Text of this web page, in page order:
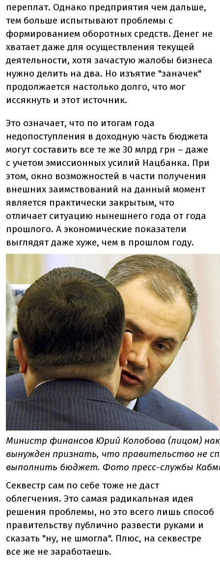
переплат. Однако предприятия чем дальше,
тем больше испытывают проблемы с
формированием оборотных средств. Денег не
хватает даже для осуществления текущей
деятельности, хотя зачастую жалобы бизнеса
нужно делить на два. Но изъятие "заначек"
продолжается настолько долго, что мог
иссякнуть и этот источник.
Это означает, что по итогам года
недопоступления в доходную часть бюджета
могут составить все те же 30 млрд грн – даже
с учетом эмиссионных усилий Нацбанка. При
этом, окно возможностей в части получения
внешних заимствований на данный момент
является практически закрытым, что
отличает ситуацию нынешнего года от года
прошлого. А экономические показатели
выглядят даже хуже, чем в прошлом году.
Министр финансов Юрий Колобова (лицом)
вынужден признать, что правительство не
выполнить бюджет. Фото пресс-службы
Секвестр сам по себе тоже не даст
облегчения. Это самая радикальная идея
решения проблемы, но это всего лишь способ
правительству публично развести руками и
сказать "ну, не шмогла". Плюс, на секвестре
все же не заработаешь.